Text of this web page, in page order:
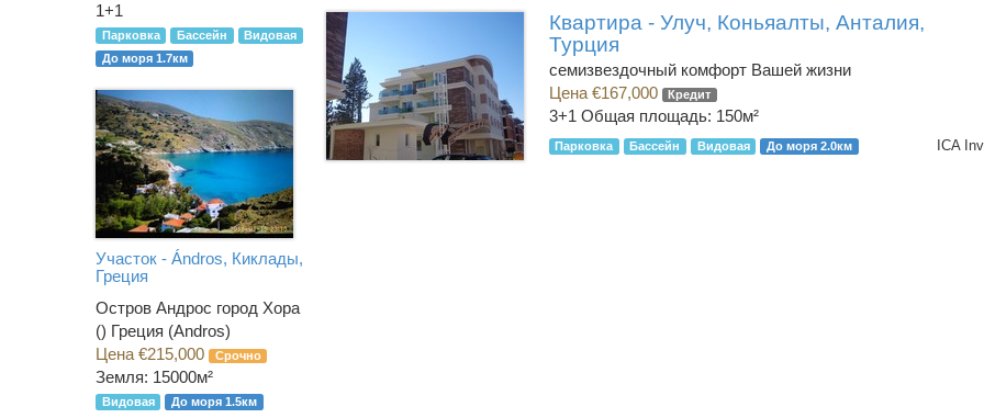
Квартира - Улуч, Коньяалты, Анталия,
Турция
семизвездочный комфорт Вашей жизни
Цена €167,000
Кредит
3+1 Общая площадь: 150м²
Парковка Бассейн Видовая До моря 2.0км ICA
1+1
Парковка Бассейн
Видовая
До моря 1.7км
Участок - Ándros, Киклады,
Греция
Остров Андрос город Хора
() Греция (Andros)
Цена €215,000
Срочно
Земля: 15000м²
Видовая До моря 1.5км